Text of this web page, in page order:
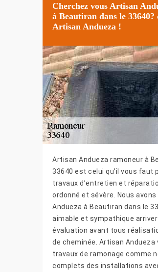
Cherchez vous Artisan
à Beautiran dans le 33640?
Artisan Andueza !
Artisan Andueza ramoneur à
33640 est celui qu’il vous faut
travaux d’entretien et
ordonné et sévère. Nous
Andueza à Beautiran dans le
aimable et sympathique
évaluation avant tous
de cheminée. Artisan
travaux de ramonage comme
complets des installations